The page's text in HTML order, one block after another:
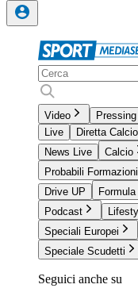
Video Pressing
Live
Diretta Calcio
News Live
Calcio
Probabili Formazioni
Drive UP
Podcast
Speciali Europei
Speciale Scudetti
Seguici anche su